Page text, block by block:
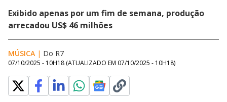
Exibido apenas por um fim de semana, produção
arrecadou US$ 46 milhões
MÚSICA | Do R7
07/10/2025 - 10H18 (ATUALIZADO EM 07/10/2025 - 10H18)